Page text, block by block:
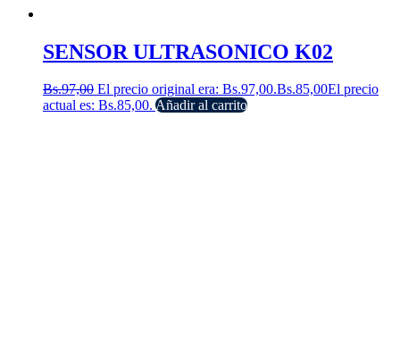
SENSOR ULTRASONICO K02
Bs.97,00 El precio original era: Bs.97,00.Bs.85,00El precio
actual es: Bs.85,00. Añadir al carrito